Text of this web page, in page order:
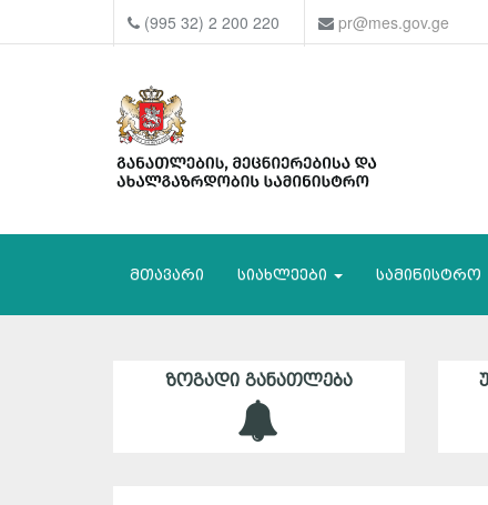
(995 32) 2 200 220 pr@mes.gov.ge
მთავარი სიახლეები სამინისტრო
ᲖᲝᲒᲐᲓᲘ ᲒᲐᲜᲐᲗᲚᲔᲑᲐ